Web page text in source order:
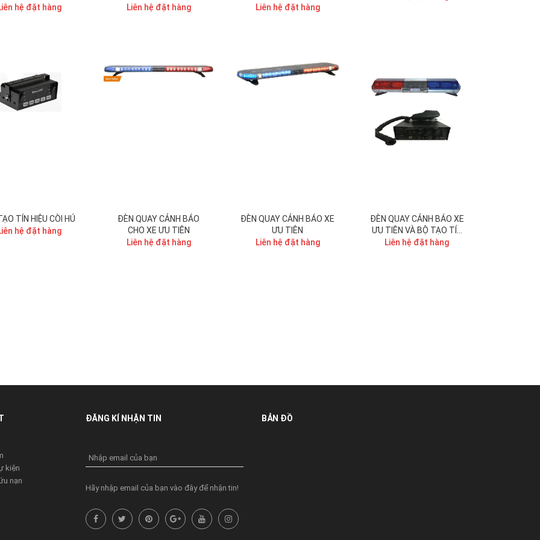
DI ĐỘNG
hệ đặt hàng Liên hệ đặt hàng Liên hệ đặt hàng
TÍN HIỆU CÒI HÚ
hệ đặt hàng
ĐÈN QUAY CẢNH BÁO
CHO XE ƯU TIÊN
Liên hệ đặt hàng
ĐÈN QUAY CẢNH BÁO XE
ƯU TIÊN
Liên hệ đặt hàng
ĐÈN QUAY CẢNH BÁO XE
ƯU TIÊN VÀ BỘ TẠO TÍN
HIỆU CÒI HÚ
Liên hệ đặt hàng
kiện
nạn
ĐĂNG KÍ NHẬN TIN
Nhập email của bạn
Hãy nhập email của bạn vào đây để nhận tin!
BẢN ĐỒ